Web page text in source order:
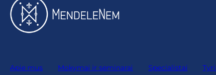
Apie mus Mokymai ir seminarai Specialistai